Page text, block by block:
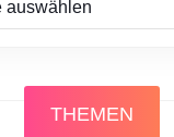
THEMEN